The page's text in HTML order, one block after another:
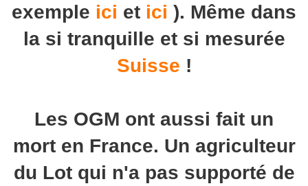
exemple ici et ici ). Même dans
la si tranquille et si mesurée
Suisse !
Les OGM ont aussi fait un
mort en France. Un agriculteur
du Lot qui n'a pas supporté de